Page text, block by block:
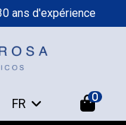
ans d'expérience
FR 0